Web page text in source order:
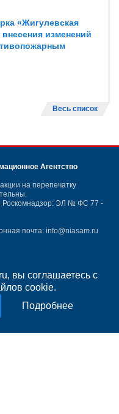
вы соглашаетесь с
cookie.
Подробнее
«Жигулевская
изменений
Весь список
Агентство
на перепечатку
Роскомнадзор: ЭЛ № ФС 77 -
почта: info@niasam.ru